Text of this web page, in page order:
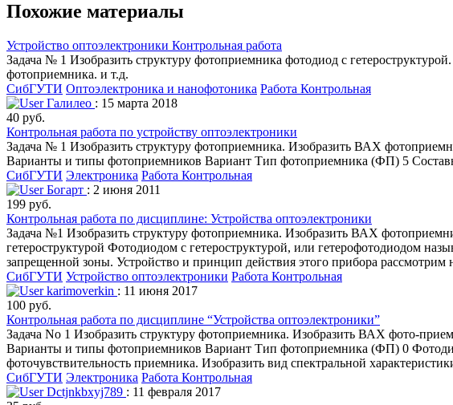
Похожие материалы
Устройство оптоэлектроники Контрольная работа
Задача № 1 Изобразить структуру фотоприемника фотодиод с
фотоприемника. и т.д.
СибГУТИ Оптоэлектроника и нанофотоника Работа Контрольная
Галилео : 15 марта 2018
40 руб.
Контрольная работа по устройству оптоэлектроники
Задача № 1 Изобразить структуру фотоприемника. Изобразить ВАХ
Варианты и типы фотоприемников Вариант Тип фотоприемника (ФП) 5
СибГУТИ Электроника Работа Контрольная
Богарт : 2 июня 2011
199 руб.
Контрольная работа по дисциплине: Устройства оптоэлектроники
Задача №1 Изобразить структуру фотоприемника. Изобразить ВАХ
гетероструктурой Фотодиодом с гетероструктурой, или гетерофотодиодом
запрещенной зоны. Устройство и принцип действия этого прибора
СибГУТИ Устройство оптоэлектроники Работа Контрольная
karimoverkin : 11 июня 2017
100 руб.
Контрольная работа по дисциплине “Устройства оптоэлектроники”
Задача No 1 Изобразить структуру фотоприемника. Изобразить ВАХ фото-
Варианты и типы фотоприемников Вариант Тип фотоприемника (ФП) 0
фоточувствительность приемника. Изобразить вид спектральной
СибГУТИ Электроника Работа Контрольная
Dctjnkbxyj789 : 11 февраля 2017